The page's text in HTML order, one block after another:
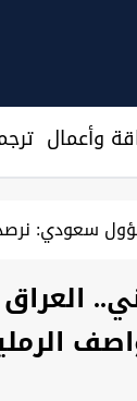
وأعمال
سعودي: نرصد